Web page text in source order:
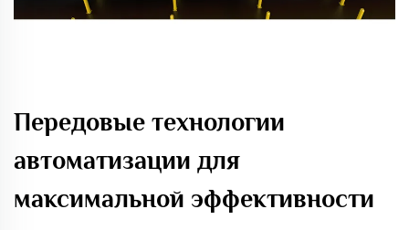
Передовые технологии
автоматизации для
максимальной эффективности